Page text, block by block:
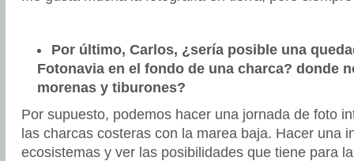
Por último, Carlos, ¿sería posible una
Fotonavia en el fondo de una charca? donde
morenas y tiburones?
Por supuesto, podemos hacer una jornada de foto
las charcas costeras con la marea baja. Hacer una
ecosistemas y ver las posibilidades que tiene para